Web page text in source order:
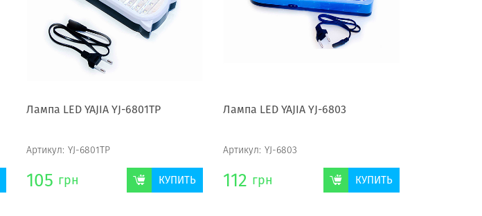
Лампа LED YAJIA YJ-6801TP
Артикул: YJ-6801TP
105 грн КУПИТЬ
Лампа LED YAJIA YJ-6803
Артикул: YJ-6803
112 грн КУПИТЬ